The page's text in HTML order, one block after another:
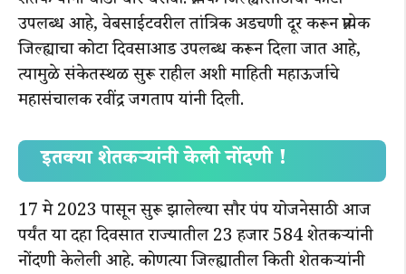
उपलब्ध आहे, वेबसाईटवरील तांत्रिक अडचणी दूर करून प्रत्येक
जिल्ह्याचा कोटा दिवसाआड उपलब्ध करून दिला जात आहे,
त्यामुळे संकेतस्थळ सुरू राहील अशी माहिती महाऊर्जाचे
महासंचालक रवींद्र जगताप यांनी दिली.
इतक्या शेतकऱ्यांनी केली नोंदणी !
17 मे 2023 पासून सुरू झालेल्या सौर पंप योजनेसाठी आज
पर्यंत या दहा दिवसात राज्यातील 23 हजार 584 शेतकऱ्यांनी
नोंदणी केलेली आहे. कोणत्या जिल्ह्यातील किती शेतकऱ्यांनी